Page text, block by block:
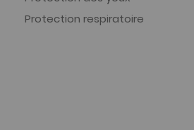
Protection respiratoire